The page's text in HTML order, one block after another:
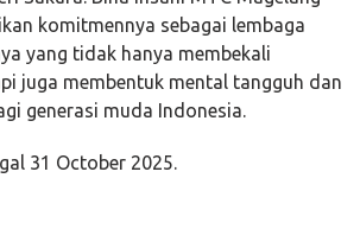
komitmennya sebagai lembaga
yang tidak hanya membekali
juga membentuk mental tangguh dan
generasi muda Indonesia.
31 October 2025.